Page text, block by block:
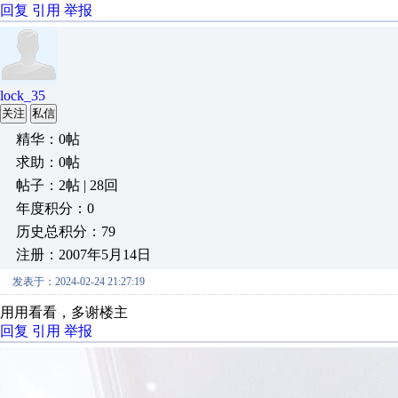
回复 引用 举报
lock_35
关注 私信
精华：0帖
求助：0帖
帖子：2帖 | 28回
年度积分：0
历史总积分：79
注册：2007年5月14日
发表于：2024-02-24 21:27:19
用用看看，多谢楼主
回复 引用 举报